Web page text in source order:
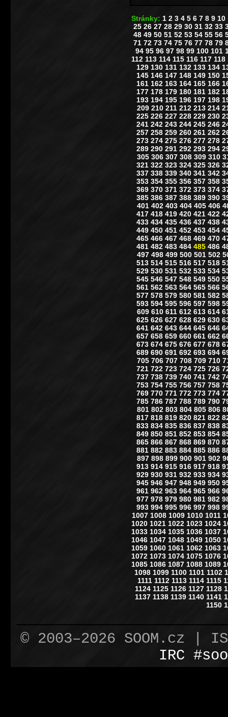
Stránky: 1 2 3 4 5 6 7 8 9 10
25 26 27 28 29 30 31 32 33
48 49 50 51 52 53 54 55 56
71 72 73 74 75 76 77 78 79
94 95 96 97 98 99 100 101
112 113 114 115 116 117 118
129 130 131 132 133 134
145 146 147 148 149 150
161 162 163 164 165 166
177 178 179 180 181 182
193 194 195 196 197 198
209 210 211 212 213 214
225 226 227 228 229 230
241 242 243 244 245 246
257 258 259 260 261 262
273 274 275 276 277 278
289 290 291 292 293 294
305 306 307 308 309 310
321 322 323 324 325 326
337 338 339 340 341 342
353 354 355 356 357 358
369 370 371 372 373 374
385 386 387 388 389 390
401 402 403 404 405 406
417 418 419 420 421 422
433 434 435 436 437 438
449 450 451 452 453 454
465 466 467 468 469 470
481 482 483 484 485 486
497 498 499 500 501 502
513 514 515 516 517 518
529 530 531 532 533 534
545 546 547 548 549 550
561 562 563 564 565 566
577 578 579 580 581 582
593 594 595 596 597 598
609 610 611 612 613 614
625 626 627 628 629 630
641 642 643 644 645 646
657 658 659 660 661 662
673 674 675 676 677 678
689 690 691 692 693 694
705 706 707 708 709 710
721 722 723 724 725 726
737 738 739 740 741 742
753 754 755 756 757 758
769 770 771 772 773 774
785 786 787 788 789 790
801 802 803 804 805 806
817 818 819 820 821 822
833 834 835 836 837 838
849 850 851 852 853 854
865 866 867 868 869 870
881 882 883 884 885 886
897 898 899 900 901 902
913 914 915 916 917 918
929 930 931 932 933 934
945 946 947 948 949 950
961 962 963 964 965 966
977 978 979 980 981 982
993 994 995 996 997 998
1007 1008 1009 1010 1011
1020 1021 1022 1023 1024
1033 1034 1035 1036 1037
1046 1047 1048 1049 1050
1059 1060 1061 1062 1063
1072 1073 1074 1075 1076
1085 1086 1087 1088 1089
1098 1099 1100 1101 1102
1111 1112 1113 1114 1115
1124 1125 1126 1127 1128
1137 1138 1139 1140 1141
1150
© 2003–2026 SOOM.cz |
IRC